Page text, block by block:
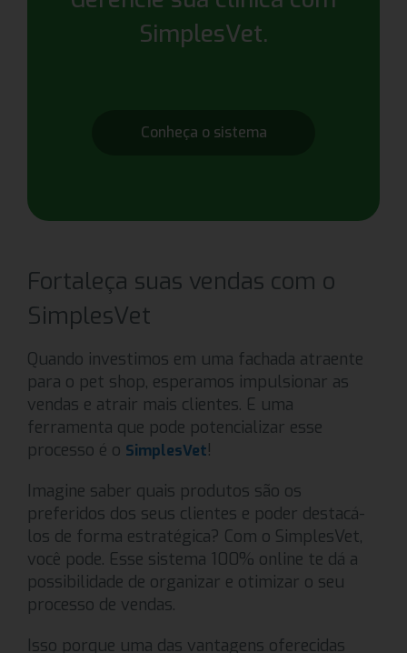
SimplesVet.
Conheça o sistema
Fortaleça suas vendas com o
SimplesVet
Quando investimos em uma fachada atraente
para o pet shop, esperamos impulsionar as
vendas e atrair mais clientes. E uma
ferramenta que pode potencializar esse
processo é o SimplesVet!
Imagine saber quais produtos são os
preferidos dos seus clientes e poder destacá-
los de forma estratégica? Com o SimplesVet,
você pode. Esse sistema 100% online te dá a
possibilidade de organizar e otimizar o seu
processo de vendas.
Isso porque uma das vantagens oferecidas